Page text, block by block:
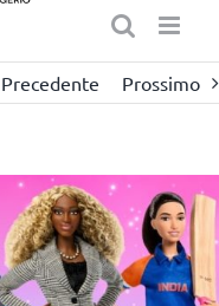
Precedente Prossimo